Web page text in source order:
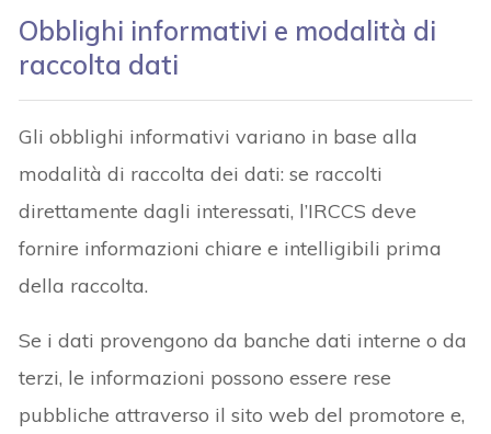
Obblighi informativi e modalità di
raccolta dati
Gli obblighi informativi variano in base alla
modalità di raccolta dei dati: se raccolti
direttamente dagli interessati, l’IRCCS deve
fornire informazioni chiare e intelligibili prima
della raccolta.
Se i dati provengono da banche dati interne o da
terzi, le informazioni possono essere rese
pubbliche attraverso il sito web del promotore e,